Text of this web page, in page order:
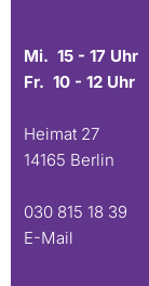
Mi. 15 - 17 Uhr
Fr. 10 - 12 Uhr
Heimat 27
14165 Berlin
030 815 18 39
E-Mail